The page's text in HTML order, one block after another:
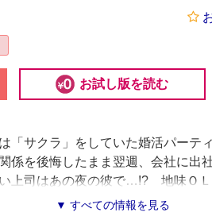
お試し版を読む
「サクラ」をしていた婚活パーテ
を後悔したまま翌週、会社に出
上司はあの夜の彼で…!? 地味Ｏ
▼ すべての情報を見る